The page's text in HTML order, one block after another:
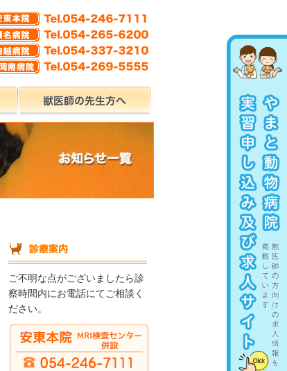
ご不明な点がございましたら診
察時間内にお電話にてご相談く
ださい。